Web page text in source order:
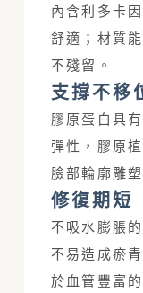
內含利多卡
舒適；材質
不殘留。
支撐不移
膠原蛋白具
彈性，膠原
臉部輪廓雕塑
修復期短
不吸水膨脹
不易造成瘀
於血管豐富